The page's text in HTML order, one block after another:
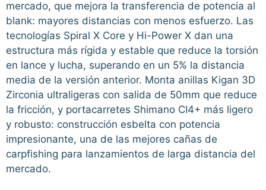
mercado, que mejora la transferencia de potencia al
blank: mayores distancias con menos esfuerzo. Las
tecnologías Spiral X Core y Hi-Power X dan una
estructura más rígida y estable que reduce la torsión
en lance y lucha, superando en un 5% la distancia
media de la versión anterior. Monta anillas Kigan 3D
Zirconia ultraligeras con salida de 50mm que reduce
la fricción, y portacarretes Shimano CI4+ más ligero
y robusto: construcción esbelta con potencia
impresionante, una de las mejores cañas de
carpfishing para lanzamientos de larga distancia del
mercado.